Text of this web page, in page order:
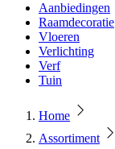
Aanbiedingen
Raamdecoratie
Vloeren
Verlichting
Verf
Tuin
Home
Assortiment